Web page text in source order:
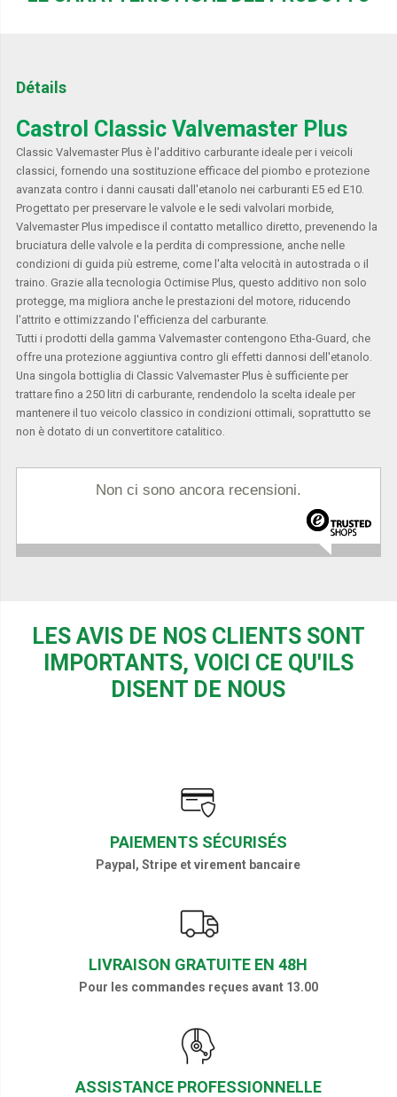
Détails
Castrol Classic Valvemaster Plus
Classic Valvemaster Plus è l'additivo carburante ideale per i veicoli
classici, fornendo una sostituzione efficace del piombo e protezione
avanzata contro i danni causati dall'etanolo nei carburanti E5 ed E10.
Progettato per preservare le valvole e le sedi valvolari morbide,
Valvemaster Plus impedisce il contatto metallico diretto, prevenendo la
bruciatura delle valvole e la perdita di compressione, anche nelle
condizioni di guida più estreme, come l'alta velocità in autostrada o il
traino. Grazie alla tecnologia Octimise Plus, questo additivo non solo
protegge, ma migliora anche le prestazioni del motore, riducendo
l'attrito e ottimizzando l'efficienza del carburante.
Tutti i prodotti della gamma Valvemaster contengono Etha-Guard, che
offre una protezione aggiuntiva contro gli effetti dannosi dell'etanolo.
Una singola bottiglia di Classic Valvemaster Plus è sufficiente per
trattare fino a 250 litri di carburante, rendendolo la scelta ideale per
mantenere il tuo veicolo classico in condizioni ottimali, soprattutto se
non è dotato di un convertitore catalitico.
Non ci sono ancora recensioni.
LES AVIS DE NOS CLIENTS SONT
IMPORTANTS, VOICI CE QU'ILS
DISENT DE NOUS
PAIEMENTS SÉCURISÉS
Paypal, Stripe et virement bancaire
LIVRAISON GRATUITE EN 48H
Pour les commandes reçues avant 13.00
ASSISTANCE PROFESSIONNELLE